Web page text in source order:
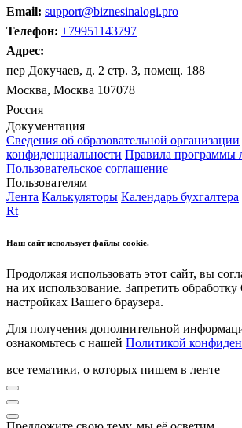
Email: support@biznesinalogi.pro
Телефон: +79951143797
Адрес:
пер Докучаев, д. 2 стр. 3, помещ. 188
Москва, Москва 107078
Россия
Документация
Сведения об образовательной организации
конфиденциальности Правила программы
Пользовательское соглашение
Пользователям
Лента Калькуляторы Календарь бухгалтера
Rt
Наш сайт использует файлы cookie.
Продолжая использовать этот сайт, вы
на их использование. Запретить
настройках Вашего браузера.
Для получения дополнительной
ознакомьтесь с нашей Политикой
все тематики, о которых пишем в ленте